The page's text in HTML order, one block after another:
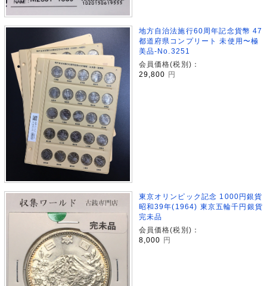
地方自治法施行60周年記念貨幣 47
都道府県コンプリート 未使用〜極
美品-No.3251
会員価格(税別)：
29,800
円
東京オリンピック記念 1000円銀貨
昭和39年(1964) 東京五輪千円銀貨
完未品
会員価格(税別)：
8,000
円